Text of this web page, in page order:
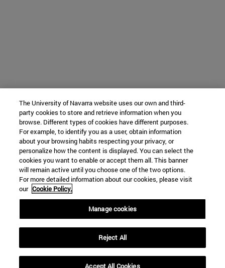
The University of Navarra website uses our own and third-
party cookies to store and retrieve information when you
browse. Different types of cookies have different purposes.
For example, to identify you as a user, obtain information
about your browsing habits respecting your privacy, or
personalize how the content is displayed. You can select the
cookies you want to enable or accept them all. This banner
will remain active until you choose one of the two options.
For more detailed information about our cookies, please visit
our Cookie Policy.
Manage cookies
Reject All
Accept All Cookies